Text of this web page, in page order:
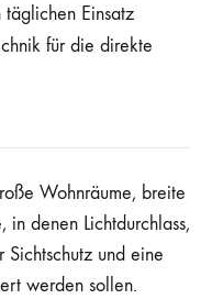
täglichen Einsatz
für die direkte
Wohnräume, breite
in denen Lichtdurchlass,
und eine
werden sollen.